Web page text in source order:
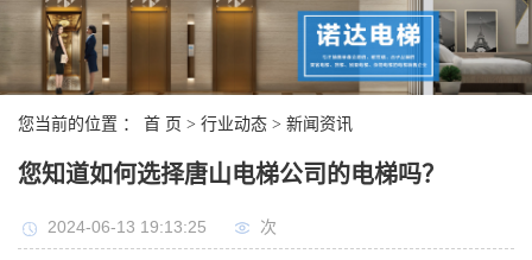
您当前的位置 ： 首 页 > 行业动态 > 新闻资讯
您知道如何选择唐山电梯公司的电梯吗？
2024-06-13 19:13:25 次